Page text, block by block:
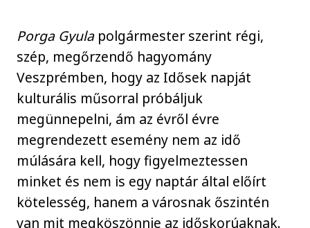
Porga Gyulapolgármester szerint régi,
szép, megőrzendő hagyomány
Veszprémben, hogy az Idősek napját
kulturális műsorral próbáljuk
megünnepelni, ám az évről évre
megrendezett esemény nem az idő
múlására kell, hogy figyelmeztessen
minket és nem is egy naptár által előírt
kötelesség, hanem a városnak őszintén
van mit megköszönnie az időskorúaknak.